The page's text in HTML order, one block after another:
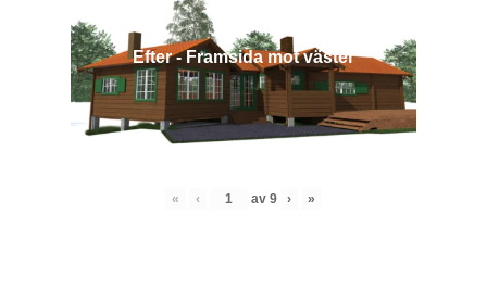
Efter - Framsida mot väster
« ‹ av 9 › »